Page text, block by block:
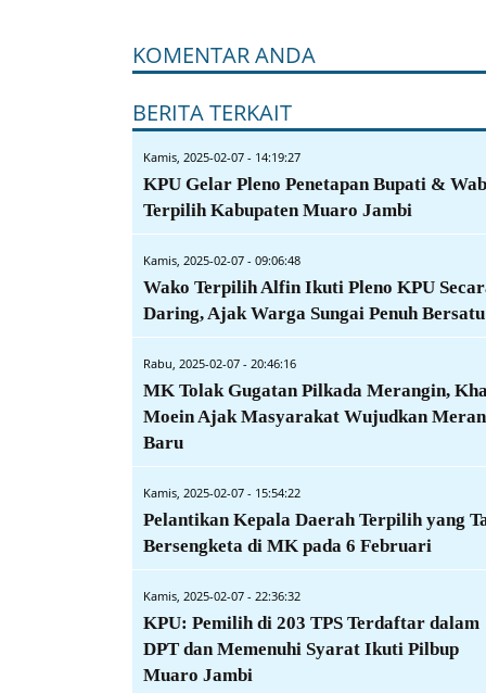
KOMENTAR ANDA
BERITA TERKAIT
Kamis, 2025-02-07 - 14:19:27
KPU Gelar Pleno Penetapan Bupati &
Terpilih Kabupaten Muaro Jambi
Kamis, 2025-02-07 - 09:06:48
Wako Terpilih Alfin Ikuti Pleno KPU
Daring, Ajak Warga Sungai Penuh Bersatu
Rabu, 2025-02-07 - 20:46:16
MK Tolak Gugatan Pilkada Merangin,
Moein Ajak Masyarakat Wujudkan
Baru
Kamis, 2025-02-07 - 15:54:22
Pelantikan Kepala Daerah Terpilih yang
Bersengketa di MK pada 6 Februari
Kamis, 2025-02-07 - 22:36:32
KPU: Pemilih di 203 TPS Terdaftar dalam
DPT dan Memenuhi Syarat Ikuti Pilbup
Muaro Jambi